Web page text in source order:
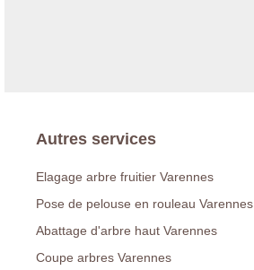
Autres services
Elagage arbre fruitier Varennes
Pose de pelouse en rouleau Varennes
Abattage d'arbre haut Varennes
Coupe arbres Varennes